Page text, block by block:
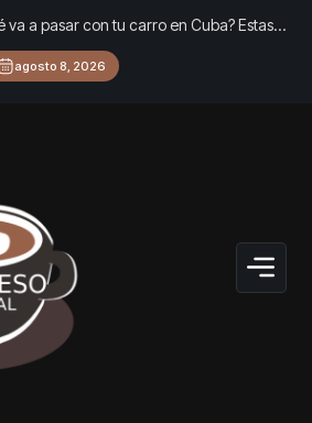
va a pasar con tu carro en Cuba? Estas
las nuevas reglas para venderlo, donarlo o
agosto 8, 2026